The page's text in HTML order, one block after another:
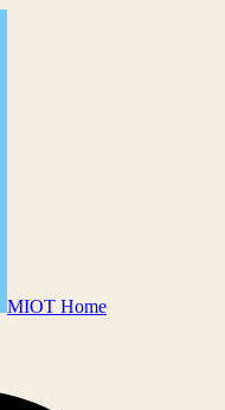
MIOT Home